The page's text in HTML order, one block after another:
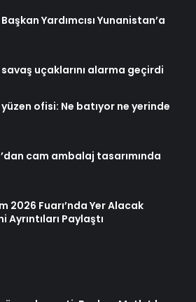
Yardımcısı Yunanistan’a
uçaklarını alarma geçirdi
ofisi: Ne batıyor ne yerinde
cam ambalaj tasarımında
2026 Fuarı’nda Yer Alacak
Ayrıntıları Paylaştı